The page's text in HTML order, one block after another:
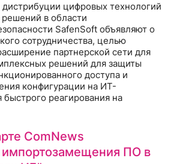
цифровых технологий
в области
SafenSoft объявляют о
сотрудничества, целью
партнерской сети для
решений для защиты
доступа и
конфигурации на ИТ-
быстрого реагирования на
ComNews
ПО в